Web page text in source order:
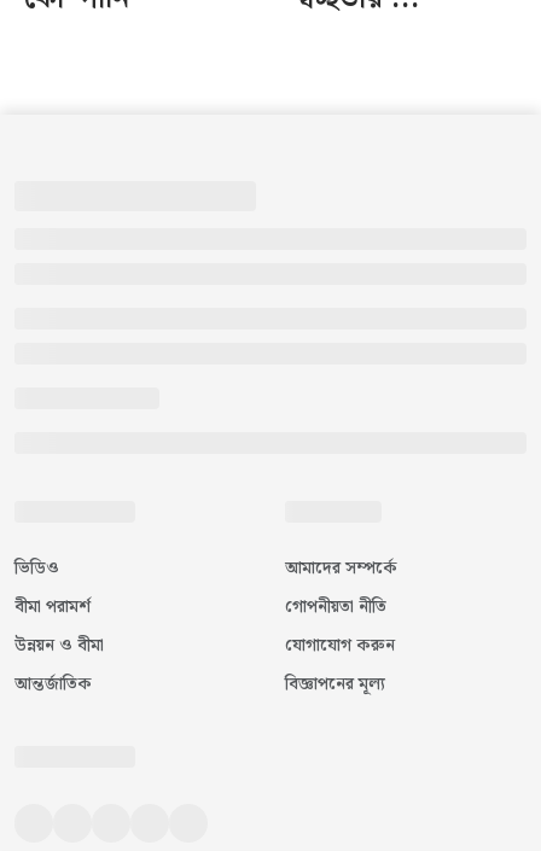
ভিডিও
বীমা পরামর্শ
উন্নয়ন ও বীমা
আন্তর্জাতিক
আমাদের সম্পর্কে
গোপনীয়তা নীতি
যোগাযোগ করুন
বিজ্ঞাপনের মূল্য